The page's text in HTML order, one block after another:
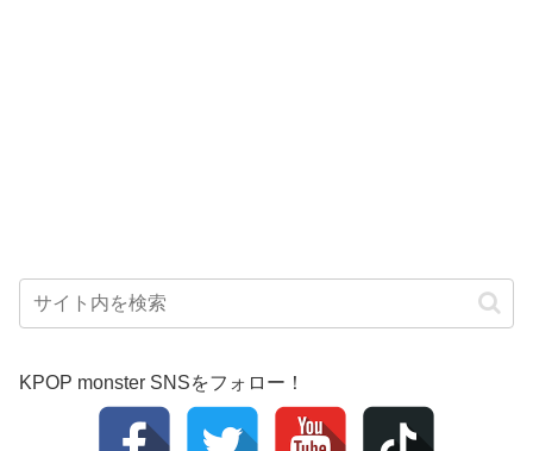
KPOP monster SNSをフォロー！